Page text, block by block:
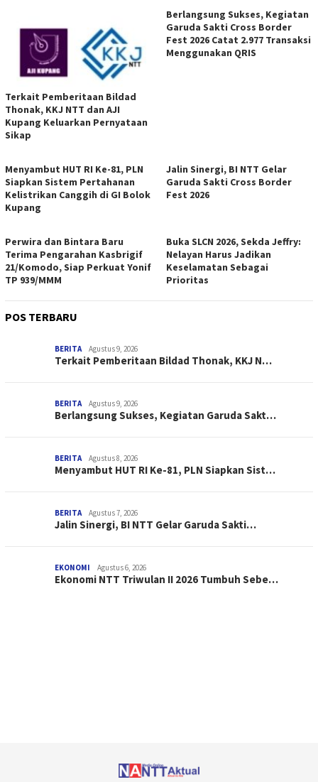
Terkait Pemberitaan Bildad
Thonak, KKJ NTT dan AJI
Kupang Keluarkan Pernyataan
Sikap
Berlangsung Sukses, Kegiatan
Garuda Sakti Cross Border
Fest 2026 Catat 2.977 Transaksi
Menggunakan QRIS
Menyambut HUT RI Ke-81, PLN
Siapkan Sistem Pertahanan
Kelistrikan Canggih di GI Bolok
Kupang
Jalin Sinergi, BI NTT Gelar
Garuda Sakti Cross Border
Fest 2026
Perwira dan Bintara Baru
Terima Pengarahan Kasbrigif
21/Komodo, Siap Perkuat Yonif
TP 939/MMM
Buka SLCN 2026, Sekda Jeffry:
Nelayan Harus Jadikan
Keselamatan Sebagai
Prioritas
POS TERBARU
BERITA Agustus 9, 2026
Terkait Pemberitaan Bildad Thonak, KKJ N…
BERITA Agustus 9, 2026
Berlangsung Sukses, Kegiatan Garuda Sakt…
BERITA Agustus 8, 2026
Menyambut HUT RI Ke-81, PLN Siapkan Sist…
BERITA Agustus 7, 2026
Jalin Sinergi, BI NTT Gelar Garuda Sakti…
EKONOMI Agustus 6, 2026
Ekonomi NTT Triwulan II 2026 Tumbuh Sebe…